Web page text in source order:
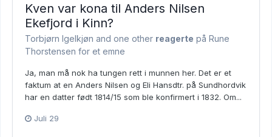
Kven var kona til Anders Nilsen
Ekefjord i Kinn?
Torbjørn Igelkjøn and one other reagerte på Rune
Thorstensen for et emne
Ja, man må nok ha tungen rett i munnen her. Det er et
faktum at en Anders Nilsen og Eli Hansdtr. på Sundhordvik
har en datter født 1814/15 som ble konfirmert i 1832. Om...
Juli 29